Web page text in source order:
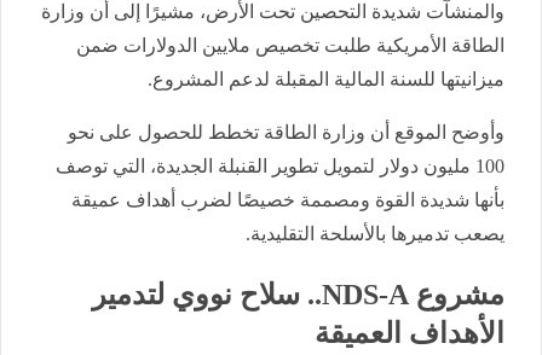
والمنشآت شديدة التحصين تحت الأرض، مشيرًا إلى أن وزارة
الطاقة الأمريكية طلبت تخصيص ملايين الدولارات ضمن
ميزانيتها للسنة المالية المقبلة لدعم المشروع.
وأوضح الموقع أن وزارة الطاقة تخطط للحصول على نحو
100 مليون دولار لتمويل تطوير القنبلة الجديدة، التي توصف
بأنها شديدة القوة ومصممة خصيصًا لضرب أهداف عميقة
يصعب تدميرها بالأسلحة التقليدية.
مشروع NDS-A.. سلاح نووي لتدمير
الأهداف العميقة